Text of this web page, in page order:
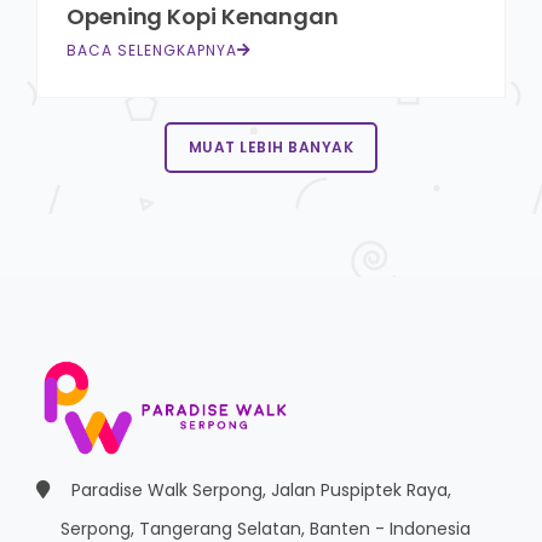
Opening Kopi Kenangan
BACA SELENGKAPNYA
MUAT LEBIH BANYAK
Paradise Walk Serpong, Jalan Puspiptek Raya,
Serpong, Tangerang Selatan, Banten - Indonesia